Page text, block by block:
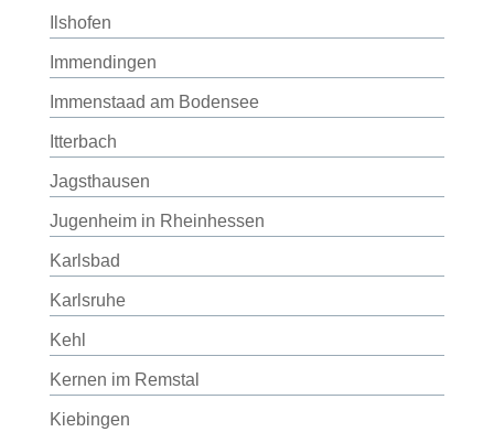
Ilshofen
Immendingen
Immenstaad am Bodensee
Itterbach
Jagsthausen
Jugenheim in Rheinhessen
Karlsbad
Karlsruhe
Kehl
Kernen im Remstal
Kiebingen